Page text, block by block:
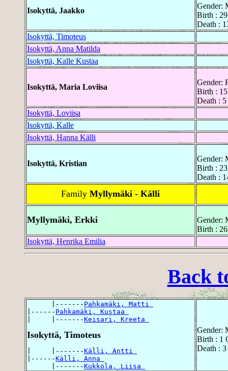
Isokyttä, Jaakko
Gender:
Birth :
Death :
Isokyttä, Timoteus
Isokyttä, Anna Matilda
Isokyttä, Kalle Kustaa
Isokyttä, Maria Loviisa
Gender:
Birth :
Death :
Isokyttä, Loviisa
Isokyttä, Kalle
Isokyttä, Hanna Källi
Isokyttä, Kristian
Gender:
Birth :
Death :
Family Myllymäki - Källi
Myllymäki, Erkki
Gender:
Birth :
Isokyttä, Henrika Emilia
Back
      |-------
Pahkamäki, Matti
|------ Pahkamäki, Kustaa
|     |-------Keisari, Kreeta
Isokyttä, Timoteus
|     |-------Källi, Antti
|------Källi, Anna
      |-------
Kukkola, Liisa
Gender:
Birth : 1
Death :